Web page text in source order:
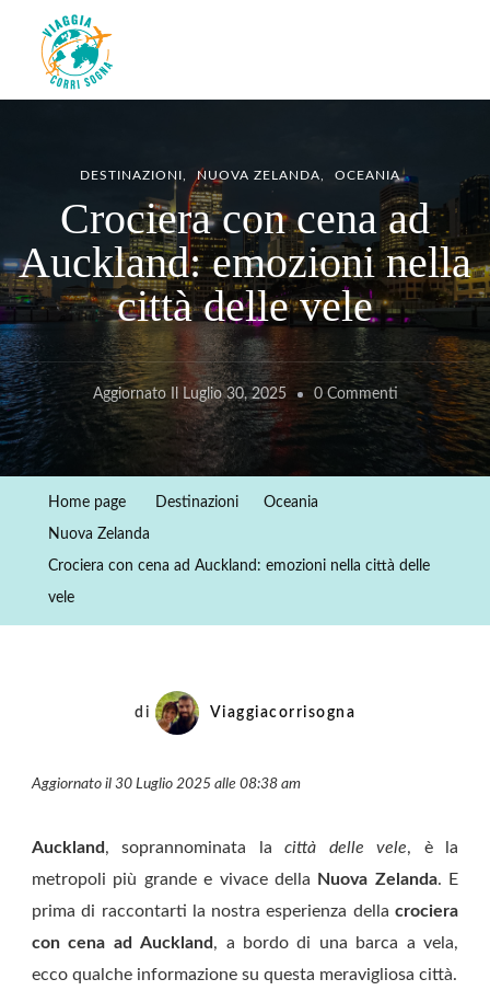
Viaggiacorrisogna – Blog di
viaggi e running
Viaggi zaino in spalla e corse in giro per il mondo
DESTINAZIONI NUOVA ZELANDA OCEANIA
Crociera con cena ad
Auckland: emozioni nella
città delle vele
Aggiornato Il Luglio 30, 2025 0 CommentiSu
Crociera
Home page Destinazioni Oceania
Nuova Zelanda
Crociera con cena ad Auckland: emozioni nella città delle
vele
di Viaggiacorrisogna
Aggiornato il 30 Luglio 2025 alle 08:38 am
Auckland, soprannominata lacittà delle vele, è la
metropoli più grande e vivace della
Nuova Zelanda. E
prima di raccontarti la nostra esperienza della crociera
con cena ad Auckland, a bordo di una barca a vela,
ecco qualche informazione su questa meravigliosa città.